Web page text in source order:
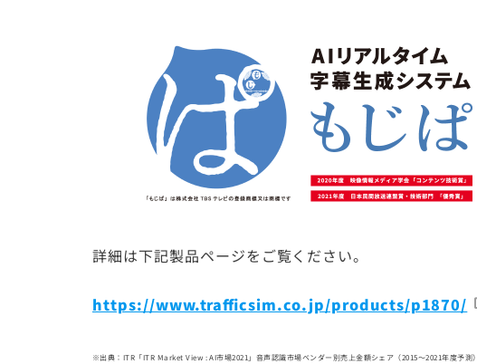
詳細は下記製品ページをご覧ください。
https://www.trafficsim.co.jp/products/p1870/
※出典：ITR「ITR Market View : AI市場2021」音声認識市場ベンダー別売上金額シェア（2015～2021年度予測）